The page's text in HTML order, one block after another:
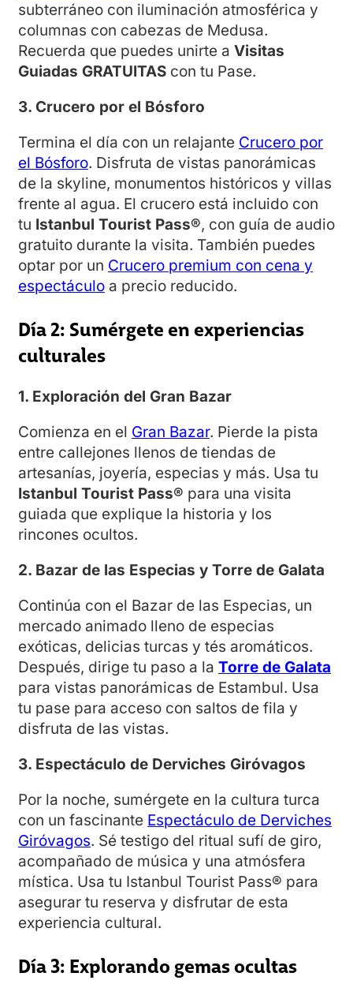
subterráneo con iluminación atmosférica y
columnas con cabezas de Medusa.
Recuerda que puedes unirte a Visitas
Guiadas GRATUITAS con tu Pase.
3. Crucero por el Bósforo
Termina el día con un relajante Crucero por
el Bósforo. Disfruta de vistas panorámicas
de la skyline, monumentos históricos y villas
frente al agua. El crucero está incluido con
tu Istanbul Tourist Pass®, con guía de audio
gratuito durante la visita. También puedes
optar por un Crucero premium con cena y
espectáculo a precio reducido.
Día 2: Sumérgete en experiencias
culturales
1. Exploración del Gran Bazar
Comienza en el Gran Bazar. Pierde la pista
entre callejones llenos de tiendas de
artesanías, joyería, especias y más. Usa tu
Istanbul Tourist Pass® para una visita
guiada que explique la historia y los
rincones ocultos.
2. Bazar de las Especias y Torre de Galata
Continúa con el Bazar de las Especias, un
mercado animado lleno de especias
exóticas, delicias turcas y tés aromáticos.
Después, dirige tu paso a la Torre de Galata
para vistas panorámicas de Estambul. Usa
tu pase para acceso con saltos de fila y
disfruta de las vistas.
3. Espectáculo de Derviches Giróvagos
Por la noche, sumérgete en la cultura turca
con un fascinante Espectáculo de Derviches
Giróvagos. Sé testigo del ritual sufí de giro,
acompañado de música y una atmósfera
mística. Usa tu Istanbul Tourist Pass® para
asegurar tu reserva y disfrutar de esta
experiencia cultural.
Día 3: Explorando gemas ocultas